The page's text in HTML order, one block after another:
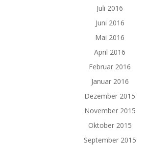
Juli 2016
Juni 2016
Mai 2016
April 2016
Februar 2016
Januar 2016
Dezember 2015
November 2015
Oktober 2015
September 2015